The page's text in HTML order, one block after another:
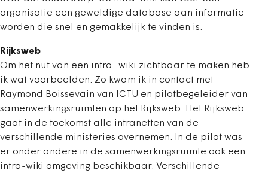
organisatie een geweldige database aan informatie
worden die snel en gemakkelijk te vinden is.
Rijksweb
Om het nut van een intra–wiki zichtbaar te maken heb
ik wat voorbeelden. Zo kwam ik in contact met
Raymond Boissevain van ICTU en pilotbegeleider van
samenwerkingsruimten op het Rijksweb. Het Rijksweb
gaat in de toekomst alle intranetten van de
verschillende ministeries overnemen. In de pilot was
er onder andere in de samenwerkingsruimte ook een
intra-wiki omgeving beschikbaar. Verschillende